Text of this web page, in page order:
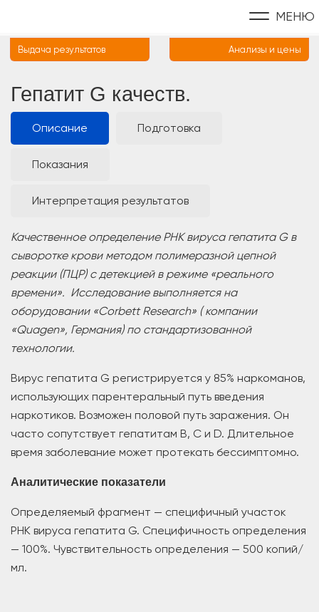
МЕНЮ
Выдача результатов Анализы и цены
Гепатит G качеств.
Описание Подготовка
Показания
Интерпретация результатов
Качественное определение РНК вируса гепатита G в
сыворотке крови методом полимеразной цепной
реакции (ПЦР) с детекцией в режиме «реального
времени». Исследование выполняется на
оборудовании «Corbett Research» ( компании
«Quagen», Германия) по стандартизованной
технологии.
Вирус гепатита G регистрируется у 85% наркоманов,
использующих парентеральный путь введения
наркотиков. Возможен половой путь заражения. Он
часто сопутствует гепатитам В, С и D. Длительное
время заболевание может протекать бессимптомно.
Аналитические показатели
Определяемый фрагмент — специфичный участок
РНК вируса гепатита G. Специфичность определения
— 100%. Чувствительность определения — 500 копий/
мл.